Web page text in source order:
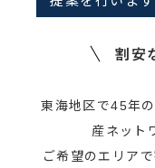
割安
東海地区で45年
産ネット
ご希望のエリア